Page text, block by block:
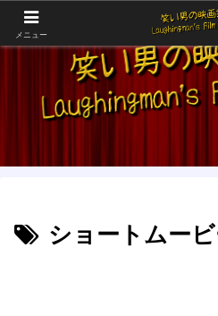
ショートムー
メニュー